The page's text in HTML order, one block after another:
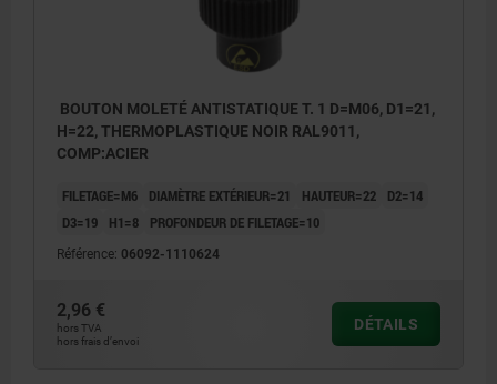
BOUTON MOLETÉ ANTISTATIQUE T. 1 D=M06, D1=21,
H=22, THERMOPLASTIQUE NOIR RAL9011,
COMP:ACIER
FILETAGE=M6 DIAMÈTRE EXTÉRIEUR=21 HAUTEUR=22
D2=14
D3=19
H1=8 PROFONDEUR DE FILETAGE=10
Référence: 06092-1110624
2,96 €
hors TVA
hors frais d’envoi
DÉTAILS